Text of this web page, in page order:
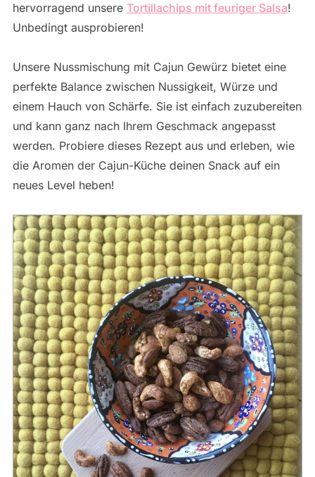
hervorragend unsere Tortillachips mit feuriger Salsa!
Unbedingt ausprobieren!
Unsere Nussmischung mit Cajun Gewürz bietet eine
perfekte Balance zwischen Nussigkeit, Würze und
einem Hauch von Schärfe. Sie ist einfach zuzubereiten
und kann ganz nach Ihrem Geschmack angepasst
werden. Probiere dieses Rezept aus und erleben, wie
die Aromen der Cajun-Küche deinen Snack auf ein
neues Level heben!